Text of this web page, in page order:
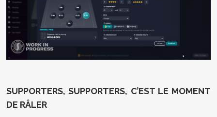
SUPPORTERS, SUPPORTERS, C’EST LE MOMENT
DE RÂLER